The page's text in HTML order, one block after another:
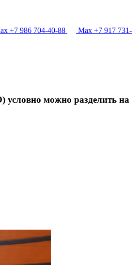
+7 986 704-40-88
Max +7 917 731-
условно можно разделить на